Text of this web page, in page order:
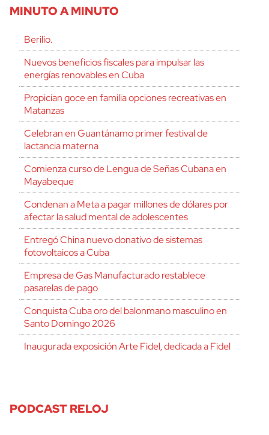
MINUTO A MINUTO
Berilio.
Nuevos beneficios fiscales para impulsar las
energías renovables en Cuba
Propician goce en familia opciones recreativas en
Matanzas
Celebran en Guantánamo primer festival de
lactancia materna
Comienza curso de Lengua de Señas Cubana en
Mayabeque
Condenan a Meta a pagar millones de dólares por
afectar la salud mental de adolescentes
Entregó China nuevo donativo de sistemas
fotovoltaicos a Cuba
Empresa de Gas Manufacturado restablece
pasarelas de pago
Conquista Cuba oro del balonmano masculino en
Santo Domingo 2026
Inaugurada exposición Arte Fidel, dedicada a Fidel
PODCAST RELOJ